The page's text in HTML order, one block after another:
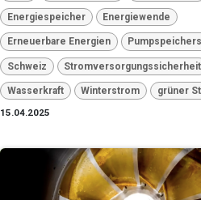
Energiespeicher Energiewende
Erneuerbare Energien
Schweiz Stromversorgungssicherheit
Wasserkraft Winterstrom
grüner
15.04.2025